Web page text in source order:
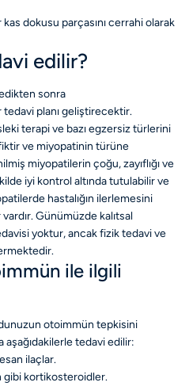
dokusu parçasını cerrahi olarak
edilir?
sonra
planı geliştirecektir.
terapi ve bazı egzersiz türlerini
ve miyopatinin türüne
miyopatilerin çoğu, zayıflığı ve
iyi kontrol altında tutulabilir ve
hastalığın ilerlemesini
Günümüzde kalıtsal
yoktur, ancak fizik tedavi ve
ile ilgili
otoimmün tepkisini
aşağıdakilerle tedavi edilir:
ilaçlar.
gibi kortikosteroidler.